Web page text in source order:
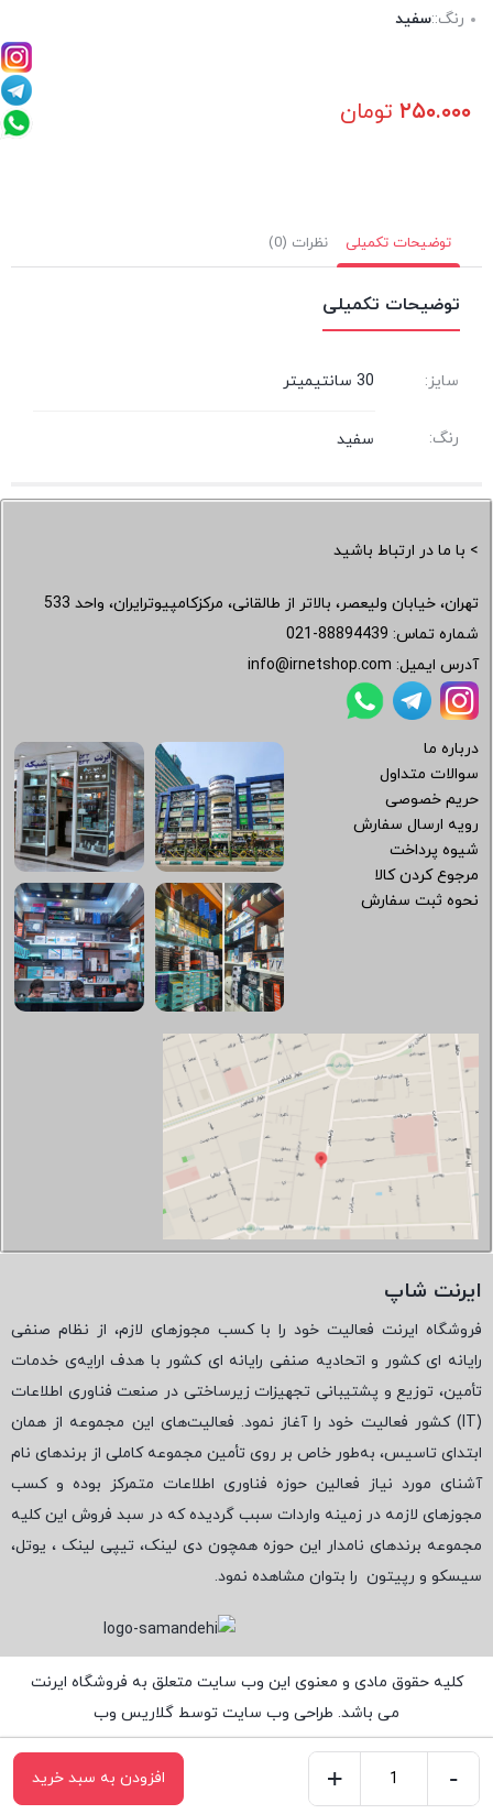
رنگ::سفید
۲۵۰.۰۰۰ تومان
-
+ افزودن به سبد خرید
توضیحات تکمیلی نظرات (0)
توضیحات تکمیلی
سایز: 30 سانتیمیتر
رنگ: سفید
> با ما در ارتباط باشید
تهران، خیابان ولیعصر، بالاتر از طالقانی، مرکزکامپیوترایران، واحد 533
شماره تماس: 021-88894439
آدرس ایمیل: info@irnetshop.com
درباره ما
سوالات متداول
حریم خصوصی
رویه ارسال سفارش
شیوه پرداخت
مرجوع کردن کالا
نحوه ثبت سفارش
ایرنت شاپ
فروشگاه ایرنت فعالیت خود را با کسب مجوزهای لازم، از نظام صنفی
رایانه ای کشور و اتحادیه صنفی رایانه ای کشور با هدف ارایه‌ی خدمات
تأمین، توزیع و پشتیبانی تجهیزات زیرساختی در صنعت فناوری اطلاعات
(
IT) کشور فعالیت خود را آغاز نمود. فعالیت‌های این مجموعه از همان
ابتدای تاسیس، به‌طور خاص بر روی تأمین مجموعه کاملی از برندهای نام
آشنای مورد نیاز فعالین حوزه فناوری اطلاعات متمرکز بوده و کسب
مجوزهای لازمه در زمینه واردات سبب گردیده که در سبد فروش این کلیه
مجموعه برندهای نامدار این حوزه همچون دی لینک، تیپی لینک ، یوتل،
سیسکو و رپیتون را بتوان مشاهده نمود.
کلیه حقوق مادی و معنوی این وب سایت متعلق به فروشگاه ایرنت
می باشد. طراحی وب سایت توسط گلاریس وب